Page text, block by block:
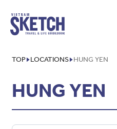
TOP LOCATIONS HUNG YEN
HUNG YEN